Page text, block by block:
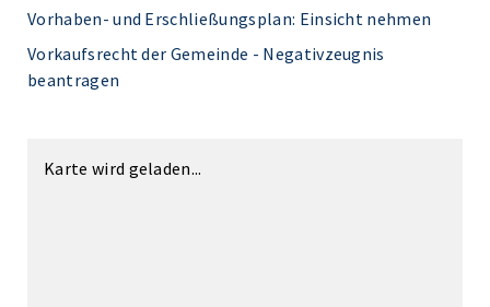
Vorhaben- und Erschließungsplan: Einsicht nehmen
Vorkaufsrecht der Gemeinde - Negativzeugnis
beantragen
Karte wird geladen...